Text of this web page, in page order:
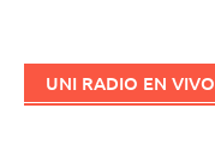
UNI RADIO EN VIVO